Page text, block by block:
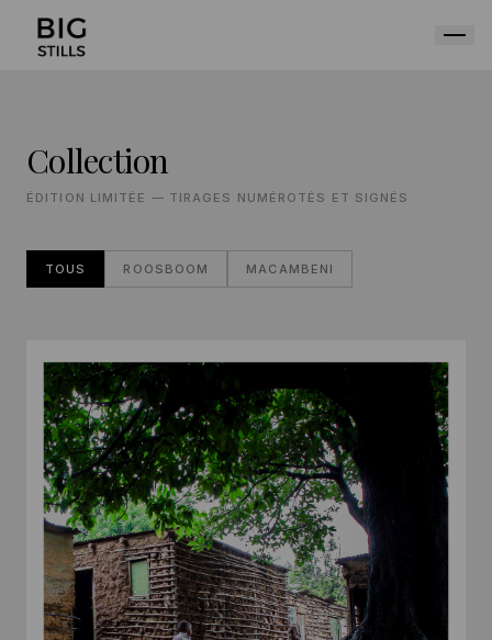
Collection
ÉDITION LIMITÉE — TIRAGES NUMÉROTÉS ET SIGNÉS
TOUS ROOSBOOM MACAMBENI